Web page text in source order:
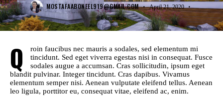
MOSTAFAABONEEL919@GMAIL.COM
April 21, 2020
0 Comments
Q
roin faucibus nec mauris a sodales, sed elementum mi
tincidunt. Sed eget viverra egestas nisi in consequat. Fusce
sodales augue a accumsan. Cras sollicitudin, ipsum eget
blandit pulvinar. Integer tincidunt. Cras dapibus. Vivamus
elementum semper nisi. Aenean vulputate eleifend tellus. Aenean
leo ligula, porttitor eu, consequat vitae, eleifend ac, enim.